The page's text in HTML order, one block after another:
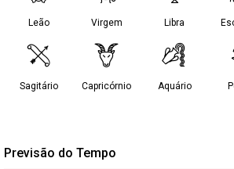
Previsão do Tempo